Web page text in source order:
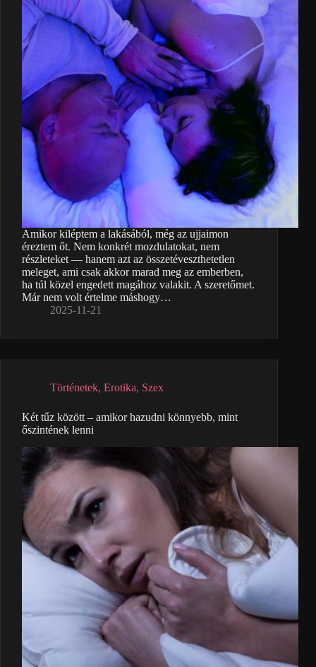
Amikor kiléptem a lakásából, még az ujjaimon
éreztem őt. Nem konkrét mozdulatokat, nem
részleteket — hanem azt az összetéveszthetetlen
meleget, ami csak akkor marad meg az emberben,
ha túl közel engedett magához valakit. A szeretőmet.
Már nem volt értelme máshogy…
2025-11-21
Történetek, Erotika, Szex
Két tűz között – amikor hazudni könnyebb, mint
őszintének lenni